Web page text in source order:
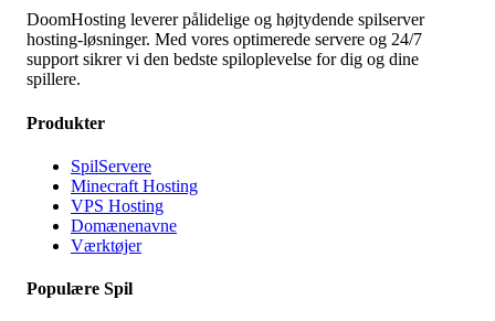
DoomHosting leverer pålidelige og højtydende spilserver
hosting-løsninger. Med vores optimerede servere og 24/7
support sikrer vi den bedste spiloplevelse for dig og dine
spillere.
Produkter
SpilServere
Minecraft Hosting
VPS Hosting
Domænenavne
Værktøjer
Populære Spil